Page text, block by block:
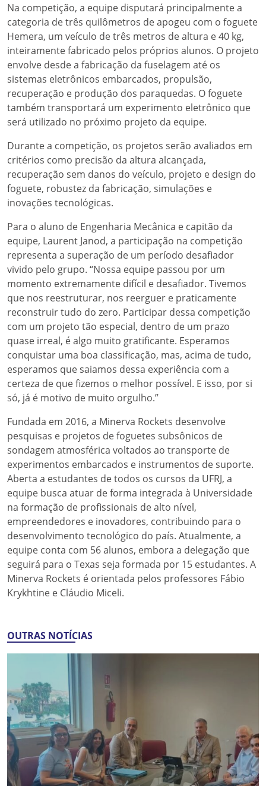
Na competição, a equipe disputará principalmente a
categoria de três quilômetros de apogeu com o foguete
Hemera, um veículo de três metros de altura e 40 kg,
inteiramente fabricado pelos próprios alunos. O projeto
envolve desde a fabricação da fuselagem até os
sistemas eletrônicos embarcados, propulsão,
recuperação e produção dos paraquedas. O foguete
também transportará um experimento eletrônico que
será utilizado no próximo projeto da equipe.
Durante a competição, os projetos serão avaliados em
critérios como precisão da altura alcançada,
recuperação sem danos do veículo, projeto e design do
foguete, robustez da fabricação, simulações e
inovações tecnológicas.
Para o aluno de Engenharia Mecânica e capitão da
equipe, Laurent Janod, a participação na competição
representa a superação de um período desafiador
vivido pelo grupo. “Nossa equipe passou por um
momento extremamente difícil e desafiador. Tivemos
que nos reestruturar, nos reerguer e praticamente
reconstruir tudo do zero. Participar dessa competição
com um projeto tão especial, dentro de um prazo
quase irreal, é algo muito gratificante. Esperamos
conquistar uma boa classificação, mas, acima de tudo,
esperamos que saiamos dessa experiência com a
certeza de que fizemos o melhor possível. E isso, por si
só, já é motivo de muito orgulho.”
Fundada em 2016, a Minerva Rockets desenvolve
pesquisas e projetos de foguetes subsônicos de
sondagem atmosférica voltados ao transporte de
experimentos embarcados e instrumentos de suporte.
Aberta a estudantes de todos os cursos da UFRJ, a
equipe busca atuar de forma integrada à Universidade
na formação de profissionais de alto nível,
empreendedores e inovadores, contribuindo para o
desenvolvimento tecnológico do país. Atualmente, a
equipe conta com 56 alunos, embora a delegação que
seguirá para o Texas seja formada por 15 estudantes. A
Minerva Rockets é orientada pelos professores Fábio
Krykhtine e Cláudio Miceli.
OUTRAS NOTÍCIAS